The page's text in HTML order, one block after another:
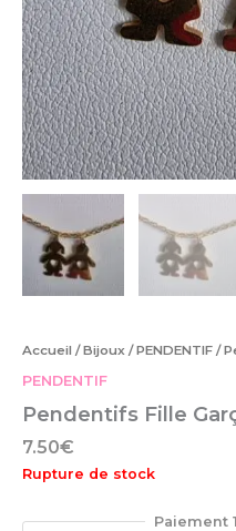
Accueil /Bijoux /PENDENTIF /
PENDENTIF
Pendentifs Fille
7.50€
Rupture de stock
Paiement